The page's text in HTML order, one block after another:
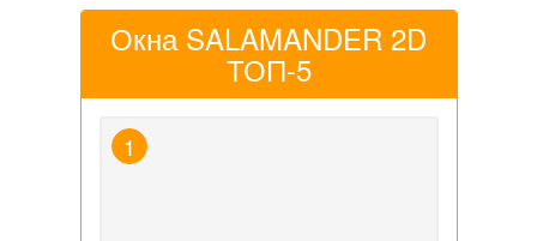
Окна SALAMANDER 2D
ТОП-5